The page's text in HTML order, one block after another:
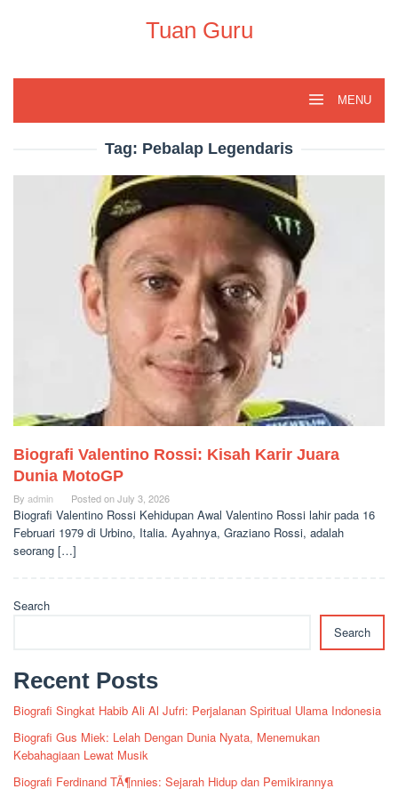
Tuan Guru
MENU
Tag: Pebalap Legendaris
Biografi Valentino Rossi: Kisah Karir Juara
Dunia MotoGP
By admin Posted onJuly 3, 2026
Biografi Valentino Rossi Kehidupan Awal Valentino Rossi lahir pada 16
Februari 1979 di Urbino, Italia. Ayahnya, Graziano Rossi, adalah
seorang […]
Search
Search
Recent Posts
Biografi Singkat Habib Ali Al Jufri: Perjalanan Spiritual Ulama Indonesia
Biografi Gus Miek: Lelah Dengan Dunia Nyata, Menemukan
Kebahagiaan Lewat Musik
Biografi Ferdinand TÃ¶nnies: Sejarah Hidup dan Pemikirannya